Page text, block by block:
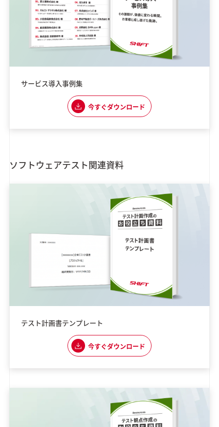
サービス導入事例集
今すぐダウンロード
ソフトウェアテスト関連資料
テスト計画書テンプレート
今すぐダウンロード